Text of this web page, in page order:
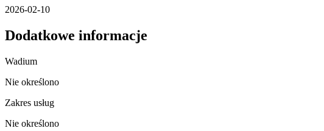
2026-02-10
Dodatkowe informacje
Wadium
Nie określono
Zakres usług
Nie określono